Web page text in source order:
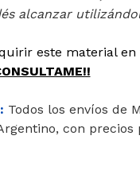
alcanzar
este material
: Todos los envíos de
con precios